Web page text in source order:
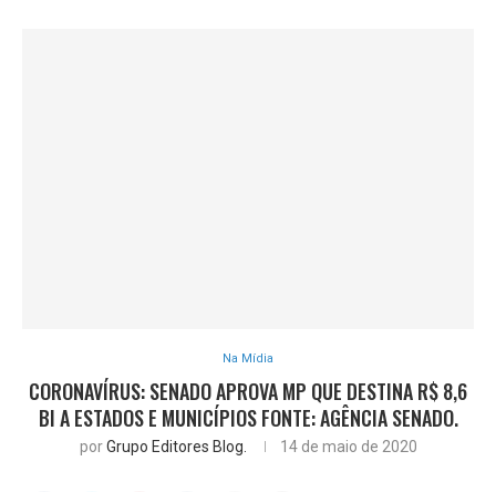
Na Mídia
CORONAVÍRUS: SENADO APROVA MP QUE DESTINA R$ 8,6
BI A ESTADOS E MUNICÍPIOS FONTE: AGÊNCIA SENADO.
porGrupo Editores Blog. 14 de maio de 2020